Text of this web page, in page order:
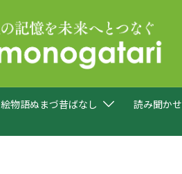
絵物語ぬまづ昔ばなし 読み聞か